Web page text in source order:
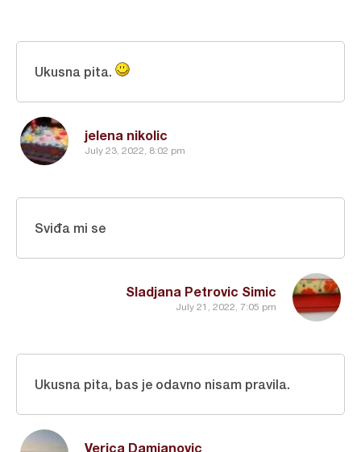
jelena nikolic
July 23, 2022, 8:02 pm
Ukusna pita.
Sladjana Petrovic Simic
July 21, 2022, 7:05 pm
Sviđa mi se
Verica Damjanovic
Ukusna pita, bas je odavno nisam pravila.